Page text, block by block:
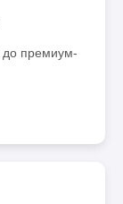
премиум-